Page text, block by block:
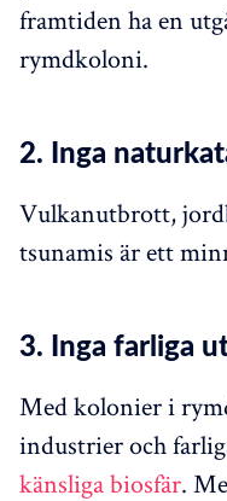
framtiden ha en
rymdkoloni.
2. Inga
Vulkanutbrott,
tsunamis är ett
3. Inga farliga
Med kolonier i
industrier och
känsliga biosfär.